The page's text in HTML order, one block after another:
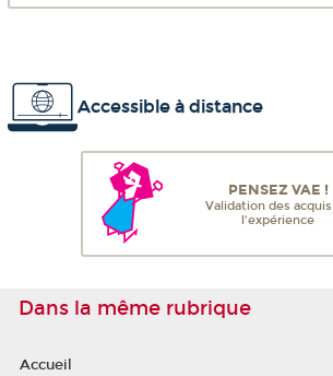
Accessible à distance
PENSEZ VAE !
Validation des
l'expérience
Dans la même rubrique
Accueil